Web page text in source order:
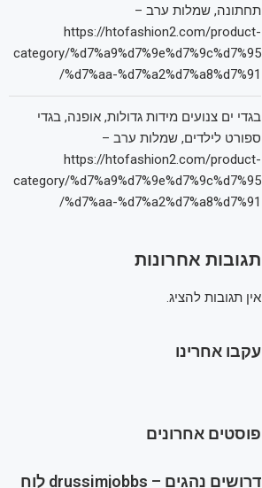
תחתונה, שמלות ערב –
https://htofashion2.com/product-
category/%d7%a9%d7%9e%d7%9c%d7%95
%d7%aa-%d7%a2%d7%a8%d7%91/
בגדי ים צנועים מידות גדולות, אופנה, בגדי
ספורט לילדים, שמלות ערב –
https://htofashion2.com/product-
category/%d7%a9%d7%9e%d7%9c%d7%95
%d7%aa-%d7%a2%d7%a8%d7%91/
תגובות אחרונות
אין תגובות להציג.
עקבו אחרינו
פוסטים אחרונים
דרושים נהגים – drussimjobbs לוח